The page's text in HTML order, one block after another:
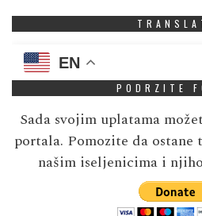
EN
PODRZITE
Sada svojim uplatama
portala. Pomozite da ostane
našim iseljenicima i